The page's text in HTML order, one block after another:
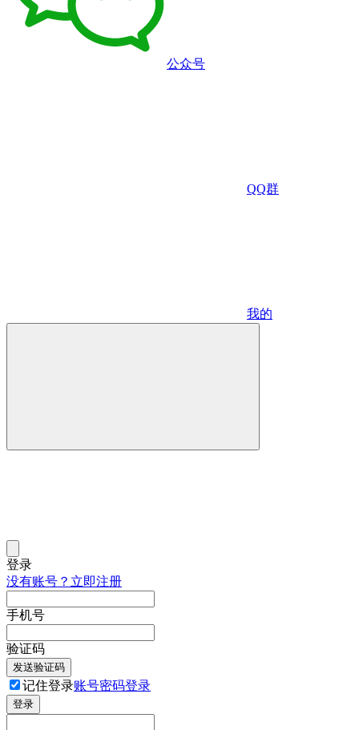
公众号
QQ群
我的
登录
没有账号？立即注册
手机号
验证码
发送验证码
记住登录账号密码登录
登录